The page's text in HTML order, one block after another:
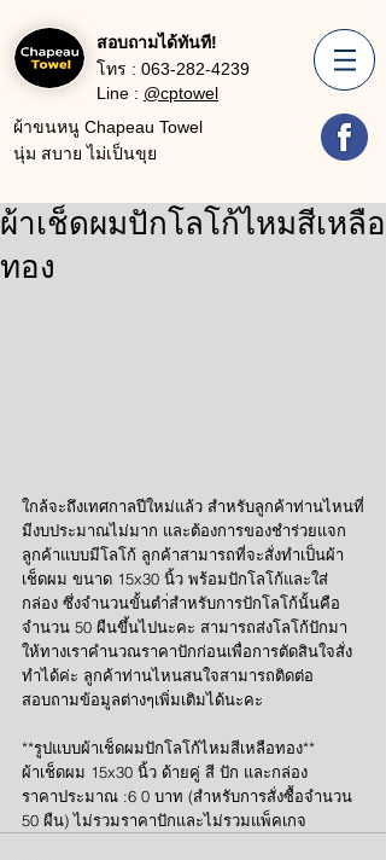
สอบถามได้ทันที!
โทร : 063-282-4239
Line : @cptowel
ผ้าขนหนู Chapeau Towel
นุ่ม สบาย ไม่เป็นขุย
ผ้าเช็ดผมปักโลโก้ไหมสีเหลือ
ทอง
ใกล้จะถึงเทศกาลปีใหม่แล้ว สำหรับลูกค้าท่านไหนที่
มีงบประมาณไม่มาก และต้องการของชำร่วยแจก
ลูกค้าแบบมีโลโก้ ลูกค้าสามารถที่จะสั่งทำเป็นผ้า
เช็ดผม ขนาด 15x30 นิ้ว พร้อมปักโลโก้และใส่
กล่อง ซึ่งจำนวนขั้นตำ่สำหรับการปักโลโก้นั้นคือ
จำนวน 50 ผืนขึ้นไปนะคะ สามารถส่งโลโก้ปักมา
ให้ทางเราคำนวณราคาปักก่อนเพื่อการตัดสินใจสั่ง
ทำได้ค่ะ ลูกค้าท่านไหนสนใจสามารถติดต่อ
สอบถามข้อมูลต่างๆเพิ่มเติมได้นะคะ
**รูปแบบผ้าเช็ดผมปักโลโก้ไหมสีเหลือทอง**
ผ้าเช็ดผม 15x30 นิ้ว ด้ายคู่ สี ปัก และกล่อง
ราคาประมาณ :6 0 บาท (สำหรับการสั่งซื้อจำนวน
50 ผืน) ไม่รวมราคาปักและไม่รวมแพ็คเกจ